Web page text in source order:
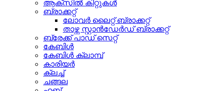
ആക്സിൽ കിറ്റുകൾ
ബ്രാക്കറ്റ്
ലോവർ ലൈറ്റ് ബ്രാക്കറ്റ്
താഴ്ന്ന സ്റ്റാൻഡേർഡ് ബ്രാക്കറ്റ്
ബ്രേക്ക് പാഡ് സെറ്റ്
കേബിൾ
കേബിൾ ക്ലാമ്പ്
കാരിയർ
ക്ലച്ച്
ചങ്ങല